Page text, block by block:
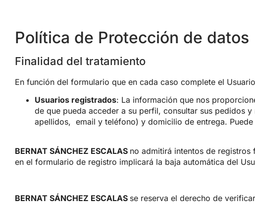
Política de Protección de datos
Finalidad del tratamiento
En función del formulario que en cada caso complete el
Usuarios registrados: La información que nos
de que pueda acceder a su perfil, consultar sus pedidos
apellidos, email y teléfono) y domicilio de entrega.
BERNAT SÁNCHEZ ESCALAS no admitirá intentos de registros
en el formulario de registro implicará la baja automática del
BERNAT SÁNCHEZ ESCALAS se reserva el derecho de